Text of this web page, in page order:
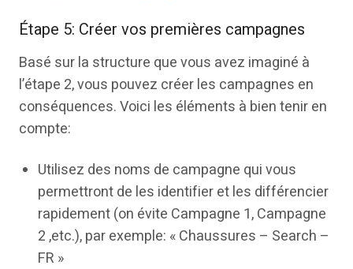
Étape 5: Créer vos premières campagnes
Basé sur la structure que vous avez imaginé à
l’étape 2, vous pouvez créer les campagnes en
conséquences. Voici les éléments à bien tenir en
compte:
Utilisez des noms de campagne qui vous
permettront de les identifier et les différencier
rapidement (on évite Campagne 1, Campagne
2 ,etc.), par exemple: « Chaussures – Search –
FR »